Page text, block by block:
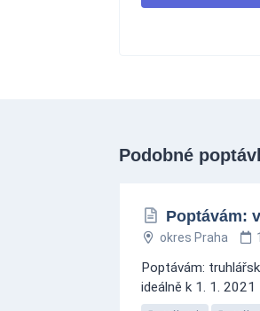
Podobné
Poptávám:
okres Praha
Poptávám:
ideálně k 1. 1.